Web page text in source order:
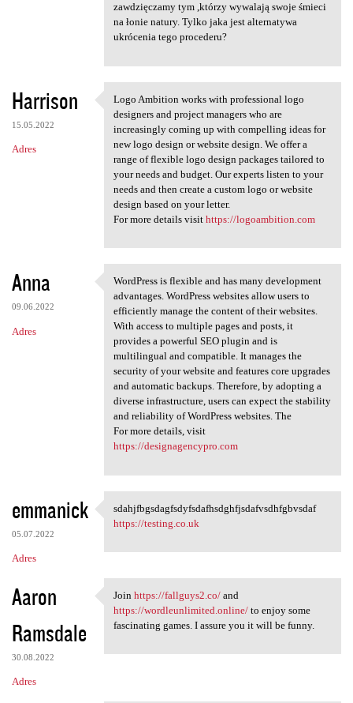
zawdzięczamy tym ,którzy wywalają swoje śmieci
na łonie natury. Tylko jaka jest alternatywa
ukrócenia tego procederu?
Harrison
15.05.2022
Adres
Logo Ambition works with
Logo Ambition works with professional logo
designers and project managers who are
increasingly coming up with compelling ideas for
new logo design or website design. We offer a
range of flexible logo design packages tailored to
your needs and budget. Our experts listen to your
needs and then create a custom logo or website
design based on your letter.
For more details visit https://logoambition.com
Anna
09.06.2022
Adres
WordPress is flexible and has
WordPress is flexible and has many development
advantages. WordPress websites allow users to
efficiently manage the content of their websites.
With access to multiple pages and posts, it
provides a powerful SEO plugin and is
multilingual and compatible. It manages the
security of your website and features core upgrades
and automatic backups. Therefore, by adopting a
diverse infrastructure, users can expect the stability
and reliability of WordPress websites. The
For more details, visit
https://designagencypro.com
emmanick
05.07.2022
Adres
sdahjfbgsdagfsdyfsdafhsdghfjs
sdahjfbgsdagfsdyfsdafhsdghfjsdafvsdhfgbvsdaf
https://testing.co.uk
Aaron
Ramsdale
30.08.2022
Adres
Join https://fallguys2.co/
Join https://fallguys2.co/and
https://wordleunlimited.online/to enjoy some
fascinating games. I assure you it will be funny.